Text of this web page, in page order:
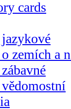
cards
zemích a